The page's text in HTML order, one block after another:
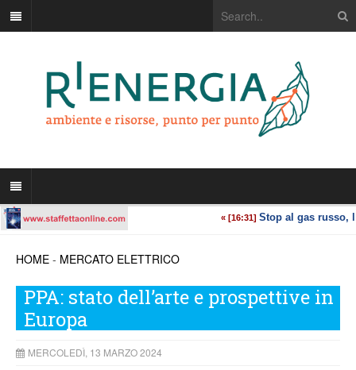
HOME - MERCATO ELETTRICO
PPA: stato dell’arte e prospettive in
Europa
MERCOLEDÌ, 13 MARZO 2024